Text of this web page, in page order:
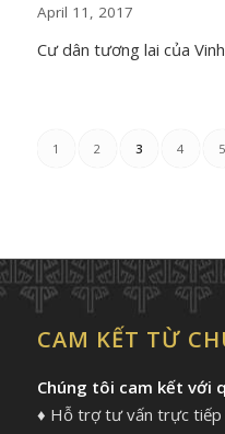
April 11, 2017
Cư dân tương lai của
1 2 3 4 5
CAM KẾT TỪ
Chúng tôi cam kết với
♦ Hỗ trợ tư vấn trực tiếp